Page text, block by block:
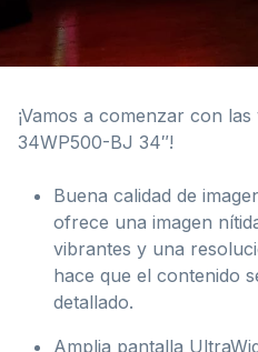
¡Vamos a comenzar con
34WP500-BJ 34″!
Buena calidad de
ofrece una imagen
vibrantes y una
hace que el contenido
detallado.
Amplia pantalla